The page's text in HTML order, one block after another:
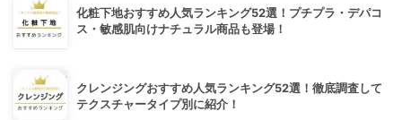
化粧下地おすすめ人気ランキング52選！プチプラ・デパコ
ス・敏感肌向けナチュラル商品も登場！
クレンジングおすすめ人気ランキング52選！徹底調査して
テクスチャータイプ別に紹介！